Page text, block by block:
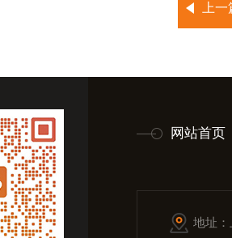
上
网站首页
地址